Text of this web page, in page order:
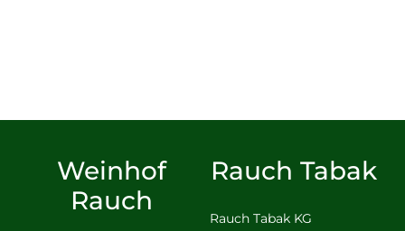
Weinhof
Rauch
Rauch Tabak
Rauch Tabak KG